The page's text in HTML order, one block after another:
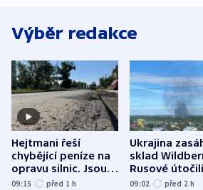
Výběr redakce
Hejtmani řeší
chybějící peníze na
opravu silnic. Jsou
nenárokové, namítá
09:15 před 1 h
Ukrajina
sklad
Rusové
trh, hasiče či
09:02 před 2 h